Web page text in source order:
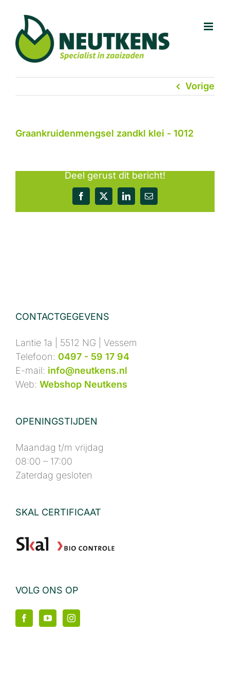
inhoud
Vorige
Graankruidenmengsel zandkl klei - 1012
Deel gerust dit bericht!
Facebook
X LinkedIn
E-
mail
CONTACTGEGEVENS
Lantie 1a | 5512 NG | Vessem
Telefoon: 0497 - 59 17 94
E-mail: info@neutkens.nl
Web: Webshop Neutkens
OPENINGSTIJDEN
Maandag t/m vrijdag
08:00 – 17:00
Zaterdag gesloten
SKAL CERTIFICAAT
VOLG ONS OP